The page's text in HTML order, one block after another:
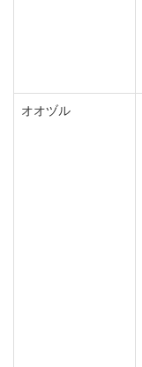
オオヅル